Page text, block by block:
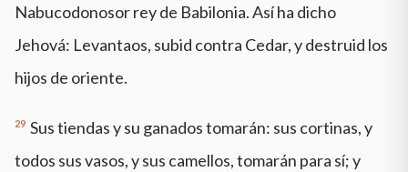
Nabucodonosor rey de Babilonia. Así ha dicho
Jehová: Levantaos, subid contra Cedar, y destruid los
hijos de oriente.
29 Sus tiendas y su ganados tomarán: sus cortinas, y
todos sus vasos, y sus camellos, tomarán para sí; y